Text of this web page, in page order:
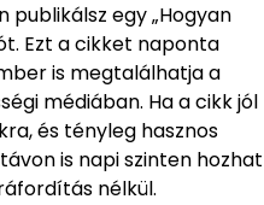
publikálsz egy „Hogyan
Ezt a cikket naponta
is megtalálhatja a
médiában. Ha a cikk jól
és tényleg hasznos
is napi szinten hozhat
nélkül.